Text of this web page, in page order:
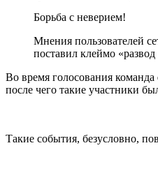
Борьба с неверием!
Мнения пользователей
поставил клеймо
Во время голосования
после чего такие участники
Такие события, безусловно,